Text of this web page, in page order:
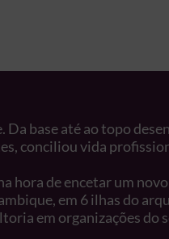
base até ao topo
conciliou vida
hora de encetar um
em 6 ilhas do
em organizações do